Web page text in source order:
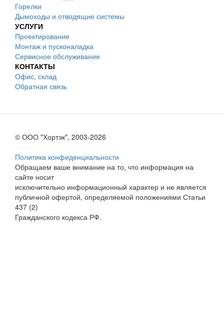
Горелки
Дымоходы и отводящие системы
УСЛУГИ
Проектирование
Монтаж и пусконаладка
Сервисное обслуживание
КОНТАКТЫ
Офис, склад
Обратная связь
© ООО "Хортэк", 2003-2026
Политика конфиденциальности
Обращаем ваше внимание на то, что информация на
сайте носит
исключительно информационный характер и не является
публичной офертой, определяемой положениями Статьи
437 (2)
Гражданского кодекса РФ.